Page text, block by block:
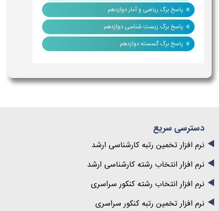
» پاسخ برگ ریاضی و آمار دوازدهم
» پاسخ برگ زیست شناسی دوازدهم
» پاسخ برگ گسسته دوازدهم
دسترسی سریع
نرم افزار تخمین رتبه کارشناسی ارشد
نرم افزار انتخاب رشته کارشناسی ارشد
نرم افزار انتخاب رشته کنکور سراسری
نرم افزار تخمین رتبه کنکور سراسری